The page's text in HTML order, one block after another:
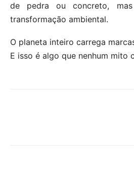
de pedra ou concreto,
transformação ambiental.
O planeta inteiro carrega
E isso é algo que nenhum mito